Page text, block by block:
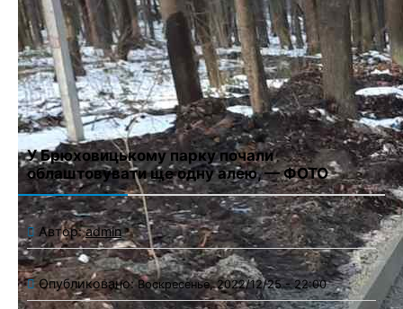
Сохранить моё имя, email и адрес сайта в этом браузере для
последующих моих комментариев.
У Брюховицькому парку почали
облаштовувати ще одну алею, — ФОТО
Автор:admin
Опубликовано:Воскресенье, 2022/12/25 - 22:00